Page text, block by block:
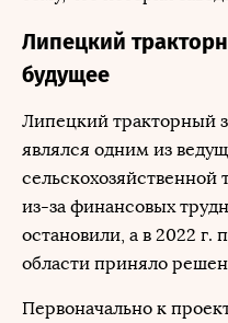
Липецкий
будущее
Липецкий тракторный
являлся одним из
сельскохозяйственной
из-за финансовых
остановили, а в 2022 г.
области приняло
Первоначально к